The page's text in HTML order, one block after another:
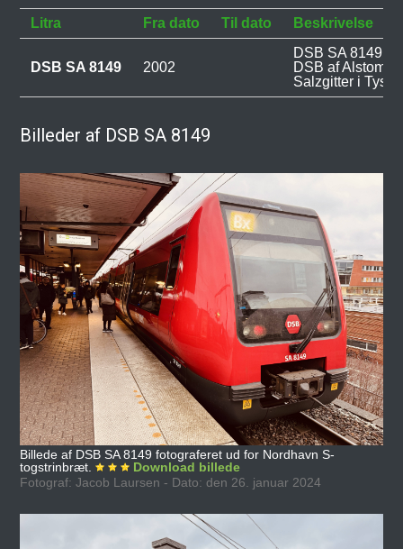
Litra Fra dato Til dato Beskrivelse
DSB SA 8149 2002
DSB SA 8149
DSB af Alstom
Salzgitter i
Billeder af DSB SA 8149
Billede af DSB SA 8149 fotograferet ud for Nordhavn S-
togstrinbræt.
Download billede
Fotograf: Jacob Laursen - Dato: den 26. januar 2024